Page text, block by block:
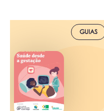
GUIAS